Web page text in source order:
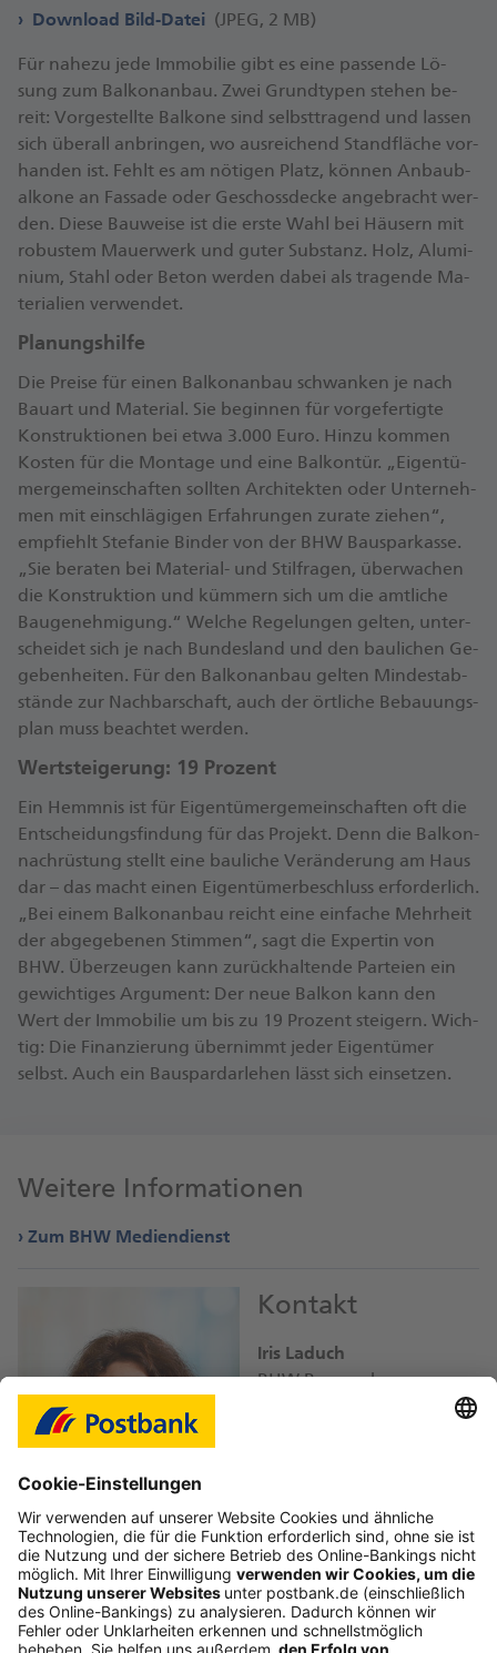
Download Bild-Datei (JPEG, 2 MB)
Für na­he­zu je­de Im­mo­bi­lie gibt es ei­ne pas­sen­de Lö­
sung zum Bal­kon­an­bau. Zwei Grund­ty­pen ste­hen be­
reit: Vor­ge­stell­te Bal­ko­ne sind selbst­tra­gend und las­sen
sich über­all an­brin­gen, wo aus­rei­chend Stand­flä­che vor­
han­den ist. Fehlt es am nö­ti­gen Platz, kön­nen An­baub­
al­ko­ne an Fas­sa­de oder Ge­schoss­de­cke an­ge­bracht wer­
den. Die­se Bau­wei­se ist die ers­te Wahl bei Häu­sern mit
ro­bus­tem Mau­er­werk und gu­ter Sub­stanz. Holz, Alu­mi­
ni­um, Stahl oder Be­ton wer­den da­bei als tra­gen­de Ma­
te­ria­li­en ver­wen­det.
Pla­nungs­hil­fe
Die Prei­se für ei­nen Bal­kon­an­bau schwan­ken je nach
Bau­art und Ma­te­ri­al. Sie be­gin­nen für vor­ge­fer­tig­te
Kon­struk­tio­nen bei et­wa 3.000 Eu­ro. Hin­zu kom­men
Kos­ten für die Mon­ta­ge und ei­ne Bal­kon­tür. „Ei­gen­tü­
mer­ge­mein­schaf­ten soll­ten Ar­chi­tek­ten oder Un­ter­neh­
men mit ein­schlä­gi­gen Er­fah­run­gen zu­ra­te zie­hen“,
emp­fiehlt Ste­fa­nie Bin­der von der BHW Bau­spar­kas­se.
„Sie be­ra­ten bei Ma­te­ri­al- und Stil­fra­gen, über­wa­chen
die Kon­struk­ti­on und küm­mern sich um die amt­li­che
Bau­ge­neh­mi­gung.“ Wel­che Re­ge­lun­gen gel­ten, un­ter­
schei­det sich je nach Bun­des­land und den bau­li­chen Ge­
ge­ben­hei­ten. Für den Bal­kon­an­bau gel­ten Min­dest­ab­
stän­de zur Nach­bar­schaft, auch der ört­li­che Be­bau­ungs­
plan muss be­ach­tet wer­den.
Wert­stei­ge­rung: 19 Pro­zent
Ein Hemm­nis ist für Ei­gen­tü­mer­ge­mein­schaf­ten oft die
Ent­schei­dungs­fin­dung für das Pro­jekt. Denn die Bal­kon­
nach­rüs­tung stellt ei­ne bau­li­che Ver­än­de­rung am Haus
dar – das macht ei­nen Ei­gen­tü­mer­be­schluss er­for­der­lich.
„Bei ei­nem Bal­kon­an­bau reicht ei­ne ein­fa­che Mehr­heit
der ab­ge­ge­be­nen Stim­men“, sagt die Ex­per­tin von
BHW. Über­zeu­gen kann zu­rück­hal­ten­de Par­tei­en ein
ge­wich­ti­ges Ar­gu­ment: Der neue Bal­kon kann den
Wert der Im­mo­bi­lie um bis zu 19 Pro­zent stei­gern. Wich­
tig: Die Fi­nan­zie­rung über­nimmt je­der Ei­gen­tü­mer
selbst. Auch ein Bau­spar­dar­le­hen lässt sich ein­set­zen.
Weitere Informationen
Zum BHW Mediendienst
Kontakt
Iris Laduch
BHW Bausparkasse